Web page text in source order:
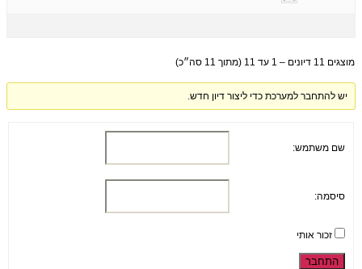
מוצגים 11 דיונים – 1 עד 11 (מתוך 11 סה״כ)
יש להתחבר למערכת כדי ליצור דיון חדש.
שם משתמש:
סיסמה:
זכור אותי
התחבר